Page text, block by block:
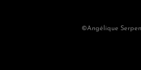
©Angélique